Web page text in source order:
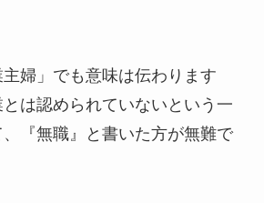
婦」でも意味は伝わります
は認められていないという一
『無職』と書いた方が無難で